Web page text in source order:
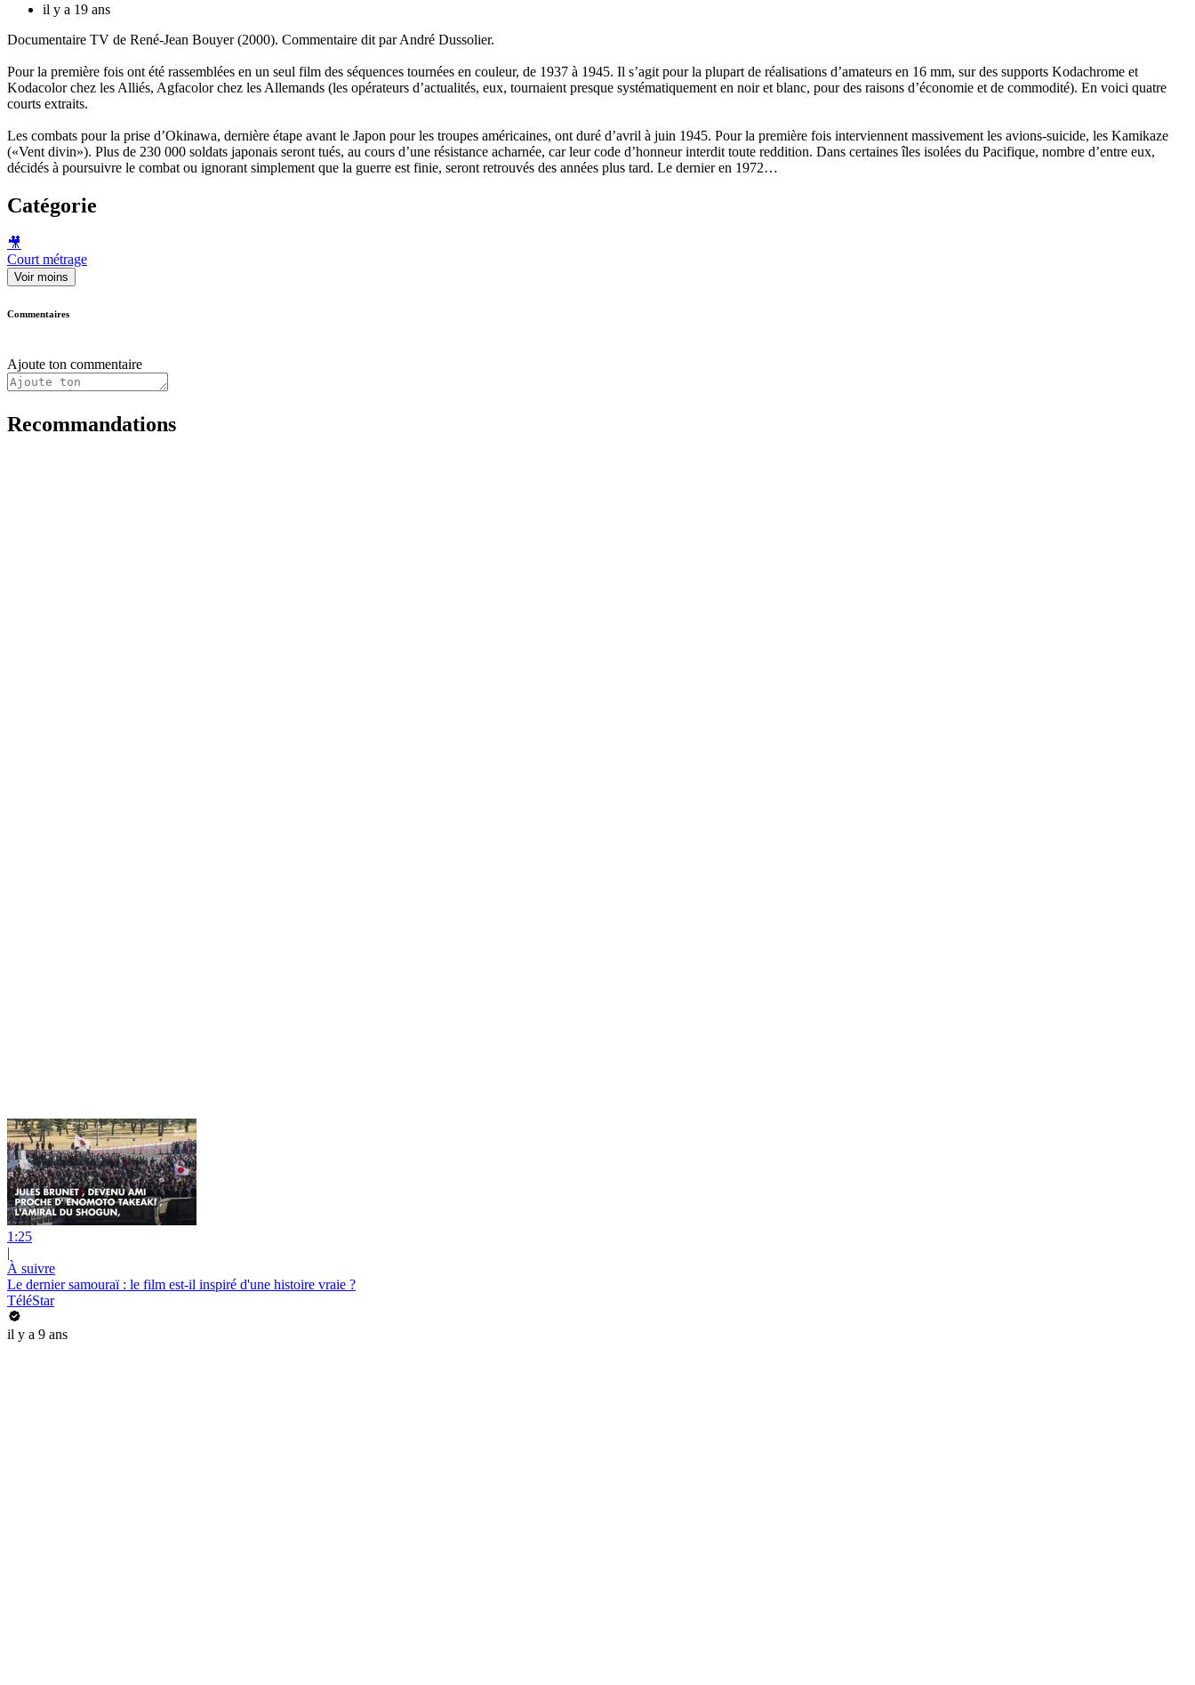
il y a 19 ans
Documentaire TV de René-Jean Bouyer (2000). Commentaire dit par André Dussolier.
Pour la première fois ont été rassemblées en un seul film des séquences tournées en couleur, de 1937 à 1945. Il s’agit pour la plupart de réalisations d’amateurs en 16 mm, sur des supports Kodachrome et
Kodacolor chez les Alliés, Agfacolor chez les Allemands (les opérateurs d’actualités, eux, tournaient presque systématiquement en noir et blanc, pour des raisons d’économie et de commodité). En voici quatre
courts extraits.
Les combats pour la prise d’Okinawa, dernière étape avant le Japon pour les troupes américaines, ont duré d’avril à juin 1945. Pour la première fois interviennent massivement les avions-suicide, les Kamikaze
(«Vent divin»). Plus de 230 000 soldats japonais seront tués, au cours d’une résistance acharnée, car leur code d’honneur interdit toute reddition. Dans certaines îles isolées du Pacifique, nombre d’entre eux,
décidés à poursuivre le combat ou ignorant simplement que la guerre est finie, seront retrouvés des années plus tard. Le dernier en 1972…
Catégorie
🎥
Court métrage
Voir moins
Commentaires
Ajoute ton commentaire
Recommandations
1:25
|
À suivre
Le dernier samouraï : le film est-il inspiré d'une histoire vraie ?
TéléStar
il y a 9 ans